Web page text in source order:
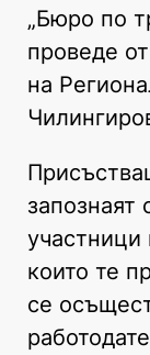
„Бюро по
проведе
на
запознаят
участници
които те
се